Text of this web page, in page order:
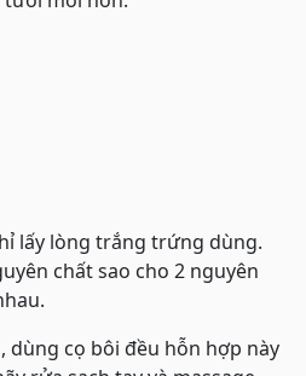
lấy lòng trắng trứng dùng.
chất sao cho 2 nguyên
dùng cọ bôi đều hỗn hợp này